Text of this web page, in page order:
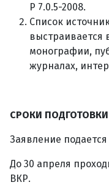
Р 7.0.5-2008.
Список
выстраивается
монографии,
журналах,
СРОКИ
Заявление
До 30 апреля
ВКР.